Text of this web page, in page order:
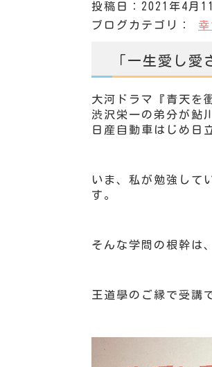
投稿日：2021年4月
ブログカテゴリ：
「一生愛し愛
大河ドラマ『青天を
渋沢栄一の弟分が鮎
日産自動車はじめ日
いま、私が勉強して
す。
そんな学問の根幹は
王道學のご縁で受講